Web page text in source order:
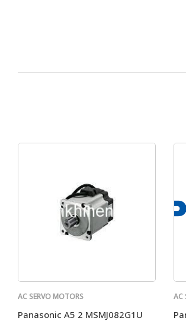
AC SERVO MOTORS
Panasonic A5 2 MSMJ082G1U
AC